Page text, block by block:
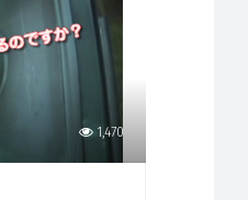
1,470